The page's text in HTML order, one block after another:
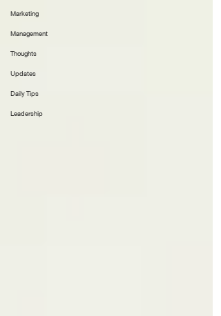
Marketing
Management
Thoughts
Updates
Daily Tips
Leadership